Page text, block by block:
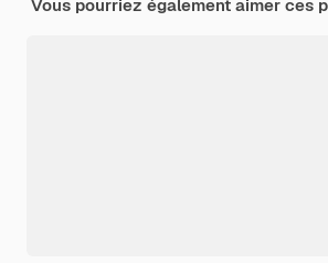
Vous pourriez également aimer ces